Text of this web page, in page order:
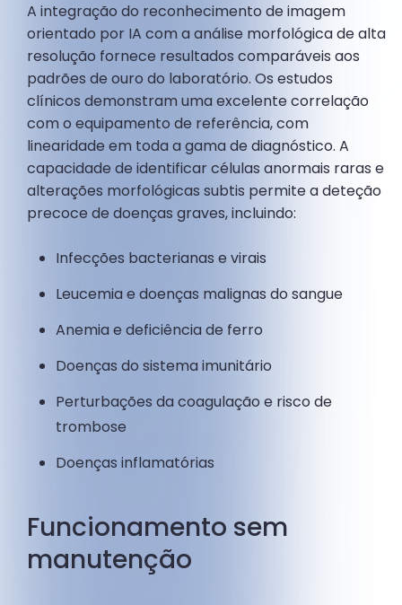
A integração do reconhecimento de imagem
orientado por IA com a análise morfológica de alta
resolução fornece resultados comparáveis aos
padrões de ouro do laboratório. Os estudos
clínicos demonstram uma excelente correlação
com o equipamento de referência, com
linearidade em toda a gama de diagnóstico. A
capacidade de identificar células anormais raras e
alterações morfológicas subtis permite a deteção
precoce de doenças graves, incluindo:
Infecções bacterianas e virais
Leucemia e doenças malignas do sangue
Anemia e deficiência de ferro
Doenças do sistema imunitário
Perturbações da coagulação e risco de
trombose
Doenças inflamatórias
Funcionamento sem
manutenção